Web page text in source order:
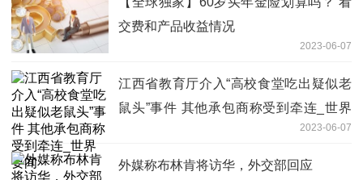
交费和产品收益情况
2023-06-07
江西省教育厅介入“高校食堂吃出疑似老
鼠头”事件 其他承包商称受到牵连_世界
2023-06-07
外媒称布林肯将访华，外交部回应